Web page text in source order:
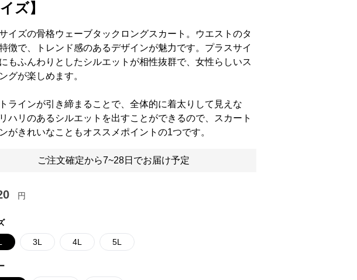
ズ】
イズの骨格ウェーブタックロングスカート。ウエストのタ
徴で、トレンド感のあるデザインが魅力です。プラスサイ
もふんわりとしたシルエットが相性抜群で、女性らしいス
グが楽しめます。
ラインが引き締まることで、全体的に着太りして見えな
ハリのあるシルエットを出すことができるので、スカート
がきれいなこともオススメポイントの1つです。
ご注文確定から7~28日でお届け予定
円
3L 4L 5L